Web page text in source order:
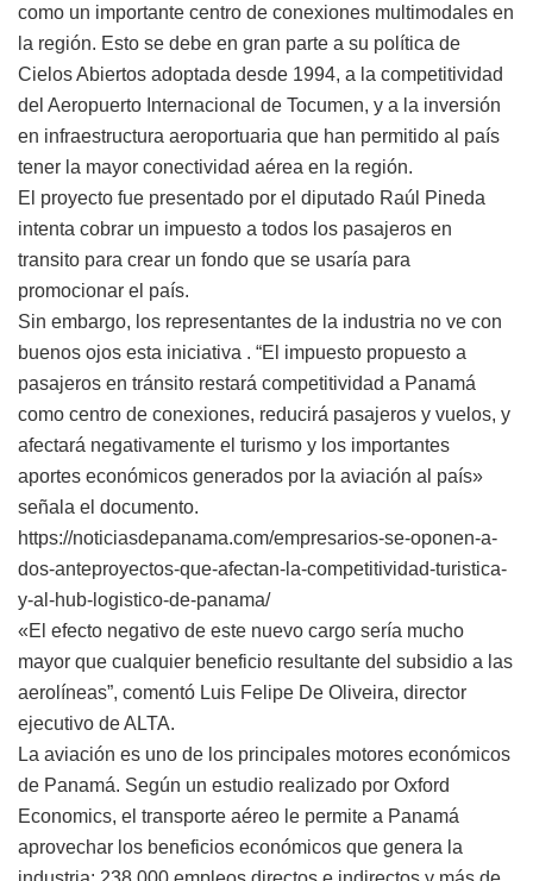
como un importante centro de conexiones multimodales en
la región. Esto se debe en gran parte a su política de
Cielos Abiertos adoptada desde 1994, a la competitividad
del Aeropuerto Internacional de Tocumen, y a la inversión
en infraestructura aeroportuaria que han permitido al país
tener la mayor conectividad aérea en la región.
El proyecto fue presentado por el diputado Raúl Pineda
intenta cobrar un impuesto a todos los pasajeros en
transito para crear un fondo que se usaría para
promocionar el país.
Sin embargo, los representantes de la industria no ve con
buenos ojos esta iniciativa . “El impuesto propuesto a
pasajeros en tránsito restará competitividad a Panamá
como centro de conexiones, reducirá pasajeros y vuelos, y
afectará negativamente el turismo y los importantes
aportes económicos generados por la aviación al país»
señala el documento.
https://noticiasdepanama.com/empresarios-se-oponen-a-
dos-anteproyectos-que-afectan-la-competitividad-turistica-
y-al-hub-logistico-de-panama/
«El efecto negativo de este nuevo cargo sería mucho
mayor que cualquier beneficio resultante del subsidio a las
aerolíneas”, comentó Luis Felipe De Oliveira, director
ejecutivo de ALTA.
La aviación es uno de los principales motores económicos
de Panamá. Según un estudio realizado por Oxford
Economics, el transporte aéreo le permite a Panamá
aprovechar los beneficios económicos que genera la